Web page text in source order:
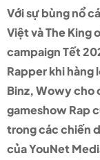
Với sự bùng nổ
Việt và The King
campaign Tết
Rapper khi hàng
Binz, Wowy cho
gameshow Rap
trong các chiến
của YouNet